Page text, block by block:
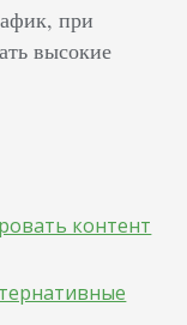
при
высокие
контент